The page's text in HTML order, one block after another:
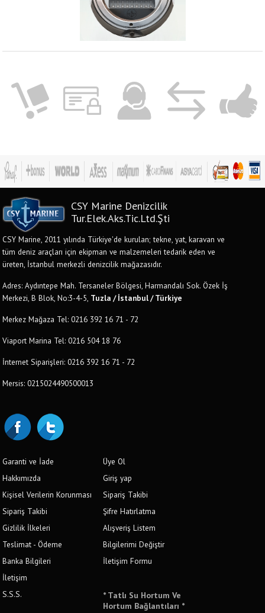
CSY Marine Denizcilik
Tur.Elek.Aks.Tic.Ltd.Şti
CSY Marine, 2011 yılında Türkiye'de kurulan; tekne, yat, karavan ve
tüm deniz araçları için ekipman ve malzemeleri tedarik eden ve
üreten, İstanbul merkezli denizcilik mağazasıdır.
Adres: Aydıntepe Mah. Tersaneler Bölgesi, Harmandalı Sok. Özek İş
Merkezi, B Blok, No:3-4-5, Tuzla / İstanbul / Türkiye
Merkez Mağaza Tel: 0216 392 16 71 - 72
Viaport Marina Tel: 0216 504 18 76
İnternet Siparişleri: 0216 392 16 71 - 72
Mersis: 0215024490500013
Garanti ve İade
Hakkımızda
Kişisel Verilerin Korunması
Sipariş Takibi
Gizlilik İlkeleri
Teslimat - Ödeme
Banka Bilgileri
İletişim
S.S.S.
Üye Ol
Giriş yap
Sipariş Takibi
Şifre Hatırlatma
Alışveriş Listem
Bilgilerimi Değiştir
İletişim Formu
* Tatlı Su Hortum Ve
Hortum Bağlantıları *